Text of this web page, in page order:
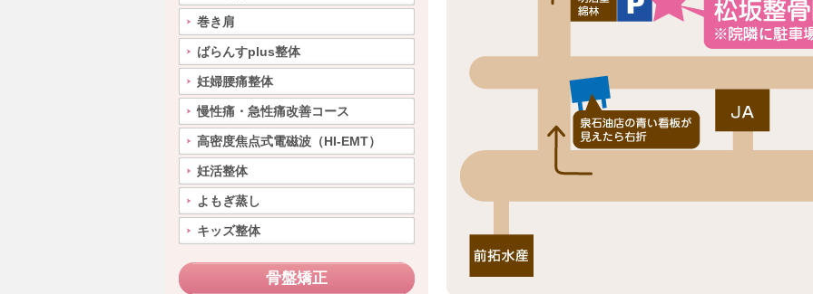
巻き肩
ばらんすplus整体
妊婦腰痛整体
慢性痛・急性痛改善コース
高密度焦点式電磁波（HI-EMT）
妊活整体
よもぎ蒸し
キッズ整体
骨盤矯正